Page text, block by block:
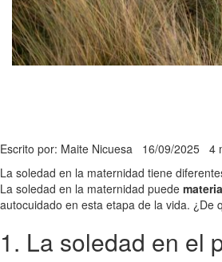
Escrito por: Maite Nicuesa 16/09/2025 4
La soledad en la maternidad tiene
La soledad en la maternidad puede
autocuidado en esta etapa de la vida. ¿De
1. La soledad en el